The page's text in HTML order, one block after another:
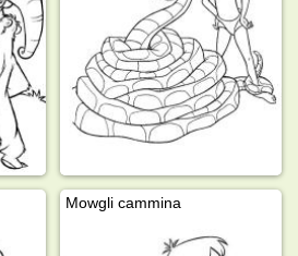
Mowgli cammina